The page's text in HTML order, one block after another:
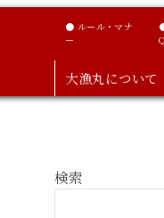
● ルール・マナ
ー
大漁丸について
検索